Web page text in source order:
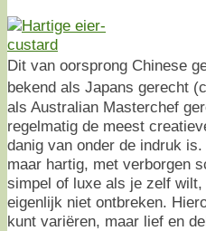
Dit van oorsprong Chinese
bekend als Japans gerecht
als Australian Masterchef
regelmatig de meest
danig van onder de indruk
maar hartig, met verborgen
simpel of luxe als je zelf
eigenlijk niet ontbreken.
kunt variëren, maar lief en